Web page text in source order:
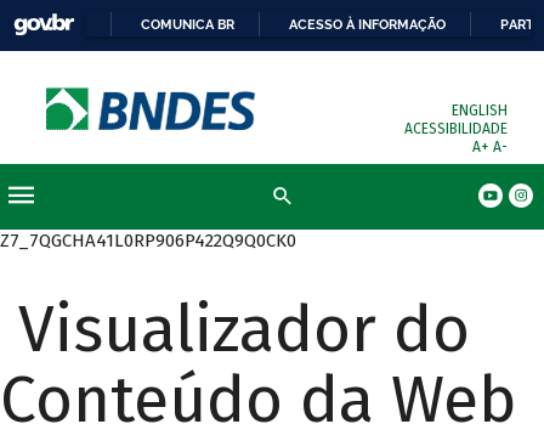
COMUNICA BR ACESSO À INFORMAÇÃO
ENGLISH
ACESSIBILIDADE
A+ A-
Z7_7QGCHA41L0RP906P422Q9Q0CK0
Visualizador do
Conteúdo da Web